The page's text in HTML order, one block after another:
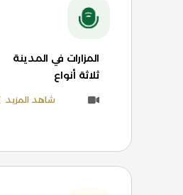
المزارات في المدينة
ثلاثة أنواع
شاهد المزيد